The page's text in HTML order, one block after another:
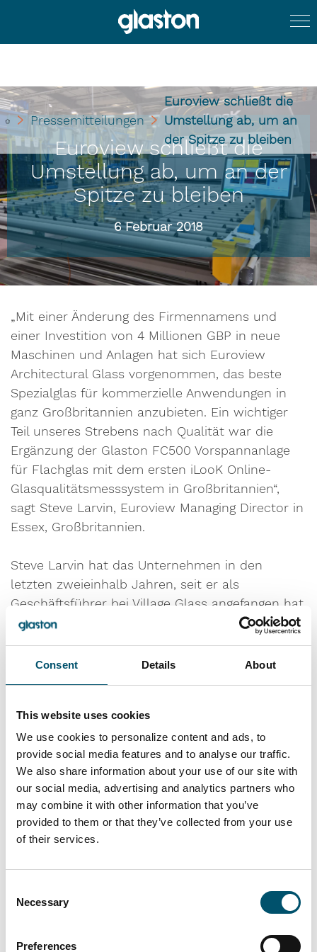
Consent Details About
This website uses cookies
We use cookies to personalize content and ads, to
provide social media features and to analyse our traffic.
We also share information about your use of our site with
our social media, advertising and analytics partners who
may combine it with other information that you’ve
provided to them or that they’ve collected from your use
of their services.
Selection
Necessary
Preferences
Pressemitteilungen
Euroview schließt die
Umstellung ab, um an
der Spitze zu bleiben
Euroview schließt die
Umstellung ab, um an der
Spitze zu bleiben
6 Februar 2018
„Mit einer Änderung des Firmennamens und
einer Investition von 4 Millionen GBP in neue
Maschinen und Anlagen hat sich Euroview
Architectural Glass vorgenommen, das beste
Spezialglas für kommerzielle Anwendungen in
ganz Großbritannien anzubieten. Ein wichtiger
Teil unseres Strebens nach Qualität war die
Ergänzung der Glaston FC500 Vorspannanlage
für Flachglas mit dem ersten iLooK Online-
Glasqualitätsmesssystem in Großbritannien“,
sagt Steve Larvin, Euroview Managing Director in
Essex, Großbritannien.
Steve Larvin hat das Unternehmen in den
letzten zweieinhalb Jahren, seit er als
Geschäftsführer bei Village Glass angefangen hat,
durch einen allumfassenden
Ankunft sah er eine große Chance für das
Glasstandard für den wachsenden
kommerziellen und High-End-Sektor im
Vereinigten Königreich zu erreichen. „Als unsere
Investitionspläne in Gang kamen, schien der
frühere Name Village Glass einfach nicht mehr
angemessen für das Unternehmen zu sein.
Während wir also einen vollständigen kulturellen
Unternehmen umzubenennen, um unserem
künftigen Schwerpunkt gerecht zu werden“, sagt
er.
Eine der Schlüsselkomponenten der Investition